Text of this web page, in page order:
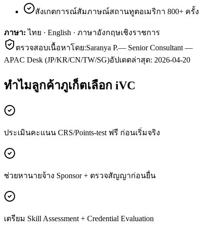
สังเกตการณ์สัมภาษณ์สถานทูตอเมริกา 800+ ครั้ง
ภาษา: ไทย · English · ภาษาอังกฤษเชิงราชการ
ตรวจสอบเนื้อหาโดย:Saranya P.— Senior Consultant —
APAC Desk (JP/KR/CN/TW/SG)อัปเดตล่าสุด: 2026-04-20
ทำไมลูกค้าภูเก็ตเลือก iVC
ประเมินคะแนน CRS/Points-test ฟรี ก่อนเริ่มจริง
ช่วยหานายจ้าง Sponsor + ตรวจสัญญาก่อนยื่น
เตรียม Skill Assessment + Credential Evaluation